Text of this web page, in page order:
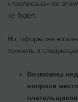
«прописана» по
не будет.
Но, оформляя
помнить о
Возможны
вопросе